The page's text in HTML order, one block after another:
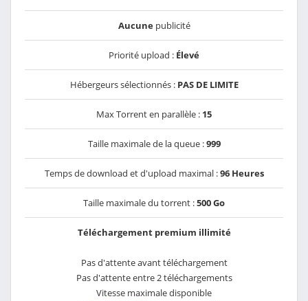
Aucunepublicité
Priorité upload : Élevé
Hébergeurs sélectionnés : PAS DE LIMITE
Max Torrent en parallèle : 15
Taille maximale de la queue :999
Temps de download et d'upload maximal :96 Heures
Taille maximale du torrent :500 Go
Téléchargement premium illimité
Pas d'attente avant téléchargement
Pas d'attente entre 2 téléchargements
Vitesse maximale disponible